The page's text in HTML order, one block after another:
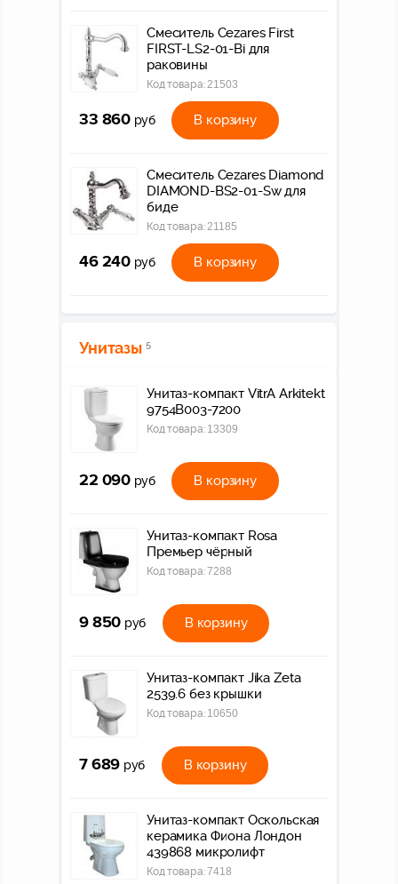
Смеситель Cezares First
FIRST-LS2-01-Bi для
раковины
Код товара:21503
33 860 руб В корзину
Смеситель Cezares Diamond
DIAMOND-BS2-01-Sw для
биде
Код товара:21185
46 240 руб В корзину
Унитазы 5
Унитаз-компакт VitrA Arkitekt
9754B003-7200
Код товара: 13309
22 090 руб В корзину
Унитаз-компакт Rosa
Премьер чёрный
Код товара:7288
9 850 руб В корзину
Унитаз-компакт Jika Zeta
2539.6 без крышки
Код товара: 10650
7 689 руб В корзину
Унитаз-компакт Оскольская
керамика Фиона Лондон
439868 микролифт
Код товара:7418